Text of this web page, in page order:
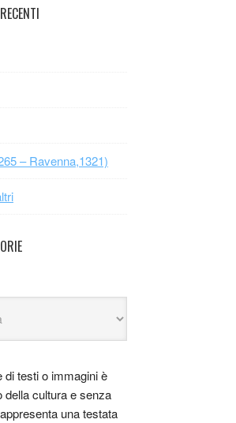
– Ravenna,1321)
di testi o immagini è
della cultura e senza
una testata